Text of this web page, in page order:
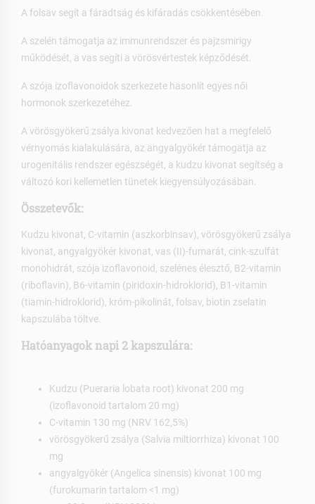
A folsav segít a fáradtság és kifáradás csökkentésében.
A szelén támogatja az immunrendszer és pajzsmirigy
működését, a vas segíti a vörösvértestek képződését.
A szója izoflavonoidok szerkezete hasonlít egyes női
hormonok szerkezetéhez.
A vörösgyökerű zsálya kivonat kedvezően hat a megfelelő
vérnyomás kialakulására, az angyalgyökér támogatja az
urogenitális rendszer egészségét, a kudzu kivonat segítség a
változó kori kellemetlen tünetek kiegyensúlyozásában.
Összetevők:
Kudzu kivonat, C-vitamin (aszkorbinsav), vörösgyökerű zsálya
kivonat, angyalgyökér kivonat, vas (II)-fumarát, cink-szulfát
monohidrát, szója izoflavonoid, szelénes élesztő, B2-vitamin
(riboflavin), B6-vitamin (piridoxin-hidroklorid), B1-vitamin
(tiamin-hidroklorid), króm-pikolinát, folsav, biotin zselatin
kapszulába töltve.
Hatóanyagok napi 2 kapszulára:
Kudzu (Pueraria lobata root) kivonat 200 mg
(izoflavonoid tartalom 20 mg)
C-vitamin 130 mg (NRV 162,5%)
vörösgyökerű zsálya (Salvia miltiorrhiza) kivonat 100
mg
angyalgyökér (Angelica sinensis) kivonat 100 mg
(furokumarin tartalom <1 mg)